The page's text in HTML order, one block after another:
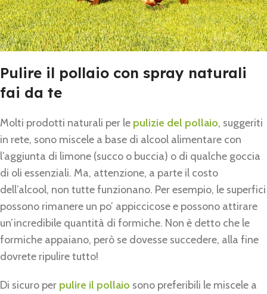
Pulire il pollaio con spray naturali
fai da te
Molti prodotti naturali per le pulizie del pollaio, suggeriti
in rete, sono miscele a base di alcool alimentare con
l’aggiunta di limone (succo o buccia) o di qualche goccia
di oli essenziali. Ma, attenzione, a parte il costo
dell’alcool, non tutte funzionano. Per esempio, le superfici
possono rimanere un po’ appiccicose e possono attirare
un’incredibile quantità di formiche. Non è detto che le
formiche appaiano, però se dovesse succedere, alla fine
dovrete ripulire tutto!
Di sicuro per pulire il pollaio sono preferibili le miscele a